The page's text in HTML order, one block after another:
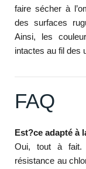
faire sécher à
des surfaces
Ainsi, les
intactes au fil des
FAQ
Est?ce adapté à
Oui, tout à fait.
résistance au